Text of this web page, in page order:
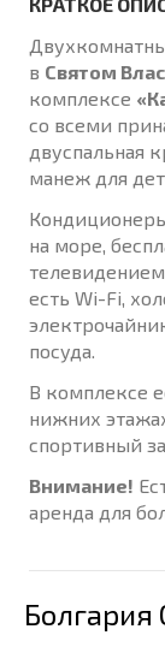
в Святом
комплексе
со всеми
двуспальная
манеж для
на море,
есть Wi-Fi,
посуда.
В комплексе
нижних
спортивный
Внимание!
аренда для
Болгария